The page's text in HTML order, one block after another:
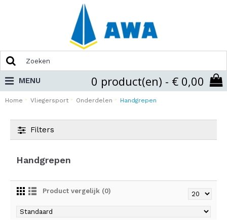
0 product(en) - € 0,00
MENU
Home Vliegersport Onderdelen Handgrepen
Filters
Handgrepen
Product vergelijk (0)